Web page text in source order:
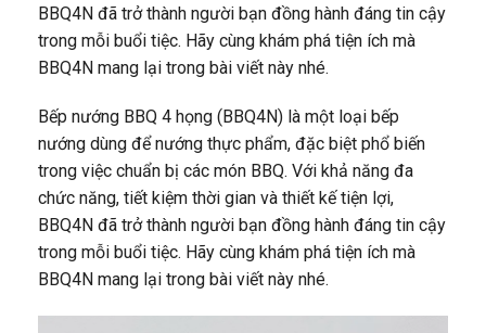
BBQ4N đã trở thành người bạn đồng hành đáng tin cậy
trong mỗi buổi tiệc. Hãy cùng khám phá tiện ích mà
BBQ4N mang lại trong bài viết này nhé.
Bếp nướng BBQ 4 họng (BBQ4N) là một loại bếp
nướng dùng để nướng thực phẩm, đặc biệt phổ biến
trong việc chuẩn bị các món BBQ. Với khả năng đa
chức năng, tiết kiệm thời gian và thiết kế tiện lợi,
BBQ4N đã trở thành người bạn đồng hành đáng tin cậy
trong mỗi buổi tiệc. Hãy cùng khám phá tiện ích mà
BBQ4N mang lại trong bài viết này nhé.